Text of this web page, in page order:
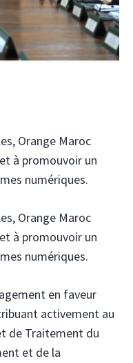
Orange Maroc
à promouvoir un
numériques.
Orange Maroc
à promouvoir un
numériques.
en faveur
activement au
de Traitement du
et de la